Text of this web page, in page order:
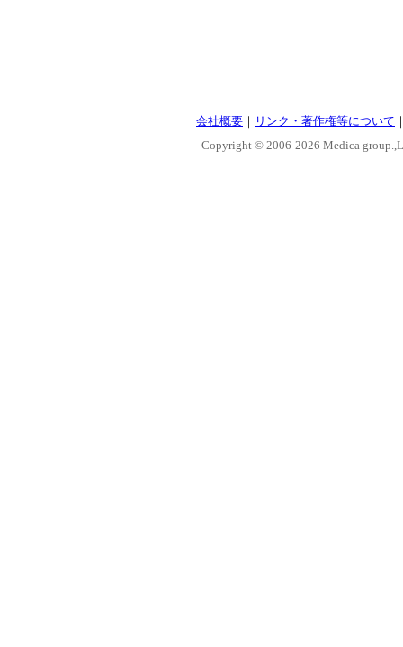
会社概要 ｜ リンク・著作権等について
Copyright © 2006-2026 Medica